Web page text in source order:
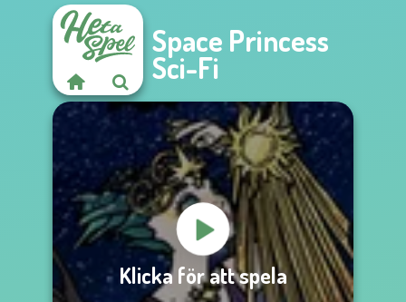
Space Princess
Sci-Fi
Klicka för att spela